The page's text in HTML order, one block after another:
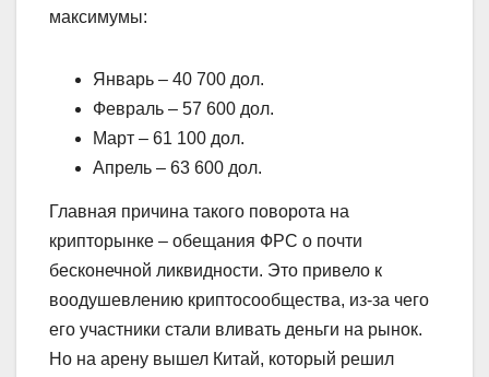
максимумы:
Январь – 40 700 дол.
Февраль – 57 600 дол.
Март – 61 100 дол.
Апрель – 63 600 дол.
Главная причина такого поворота на
крипторынке – обещания ФРС о почти
бесконечной ликвидности. Это привело к
воодушевлению криптосообщества, из-за чего
его участники стали вливать деньги на рынок.
Но на арену вышел Китай, который решил